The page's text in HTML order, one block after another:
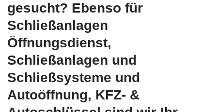
gesucht? Ebenso für
Schließanlagen
Öffnungsdienst,
Schließanlagen und
Schließsysteme und
Autoöffnung, KFZ- &